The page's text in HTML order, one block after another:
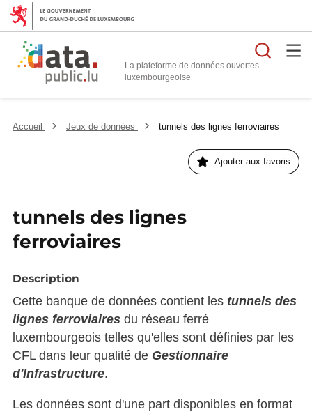
La plateforme de données ouvertes
Accueil Jeux de données tunnels des lignes ferroviaires
Ajouter aux favoris
tunnels des lignes
ferroviaires
Description
Cette banque de données contient les tunnels des
lignes ferroviairesdu réseau ferré
luxembourgeois telles qu'elles sont définies par les
CFL dans leur qualité de Gestionnaire
d'Infrastructure.
Les données sont d'une part disponibles en format